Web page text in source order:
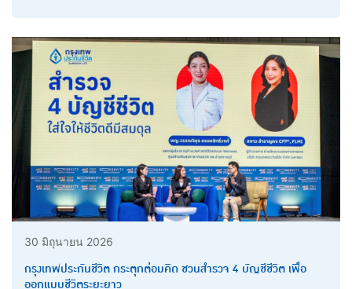
30 มิถุนายน 2026
กรุงเทพประกันชีวิต กระตุกต่อมคิด ชวนสำรวจ 4 บัญชีชีวิต เพื่อ
ออกแบบชีวิตระยะยาว